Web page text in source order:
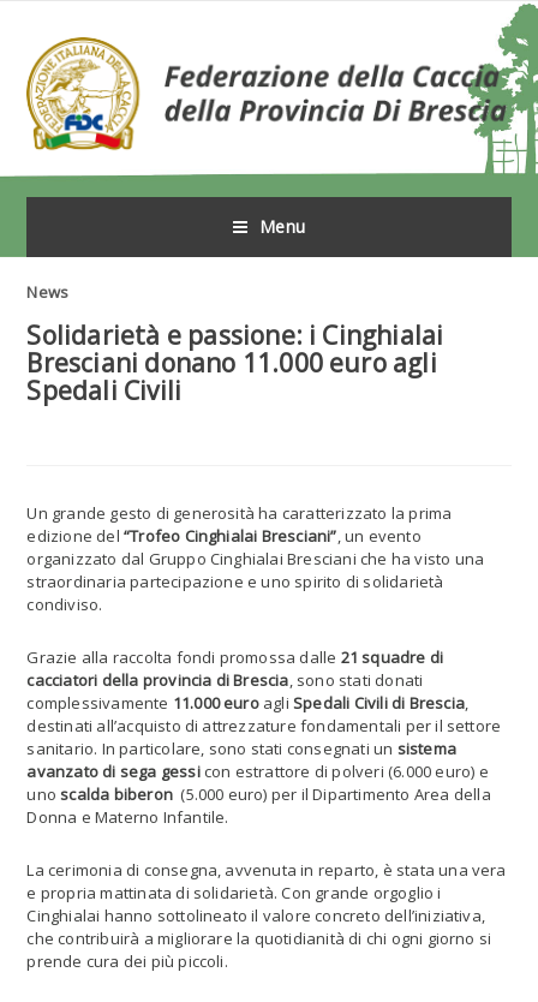
Menu
News
Solidarietà e passione: i Cinghialai
Bresciani donano 11.000 euro agli
Spedali Civili
Un grande gesto di generosità ha caratterizzato la prima
edizione del “Trofeo Cinghialai Bresciani”, un evento
organizzato dal Gruppo Cinghialai Bresciani che ha visto una
straordinaria partecipazione e uno spirito di solidarietà
condiviso.
Grazie alla raccolta fondi promossa dalle 21 squadre di
cacciatori della provincia di Brescia, sono stati donati
complessivamente 11.000 euroagliSpedali Civili di Brescia,
destinati all’acquisto di attrezzature fondamentali per il settore
sanitario. In particolare, sono stati consegnati un sistema
avanzato di sega gessicon estrattore di polveri (6.000 euro) e
unoscalda biberon (5.000 euro) per il Dipartimento Area della
Donna e Materno Infantile.
La cerimonia di consegna, avvenuta in reparto, è stata una vera
e propria mattinata di solidarietà. Con grande orgoglio i
Cinghialai hanno sottolineato il valore concreto dell’iniziativa,
che contribuirà a migliorare la quotidianità di chi ogni giorno si
prende cura dei più piccoli.